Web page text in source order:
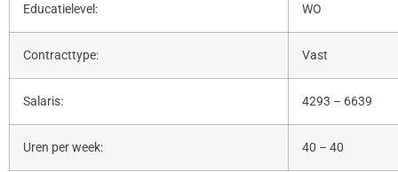
Educatielevel: WO
Contracttype: Vast
Salaris: 4293 – 6639
Uren per week: 40 – 40